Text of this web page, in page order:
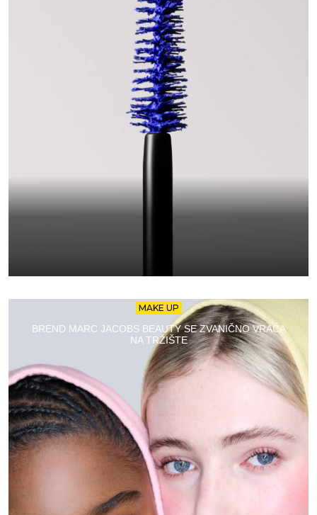
MAKE UP
BREND MARC JACOBS BEAUTY SE ZVANIČNO VRAĆA
NA TRŽIŠTE